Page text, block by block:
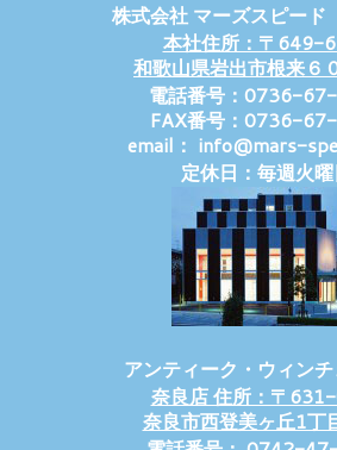
株式会社 マーズスピー
本社住所：〒649-
和歌山県岩出市根来６
電話番号：0736-
FAX番号：0736-
email： info@mars-
定休日：毎週火曜
アンティーク・ウィン
奈良店 住所：〒
奈良市西登美ヶ丘1